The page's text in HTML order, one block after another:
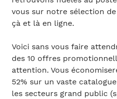
vous sur notre sélection
çà et là en ligne.
Voici sans vous faire
des 10 offres
attention. Vous
52% sur un vaste
les secteurs grand public